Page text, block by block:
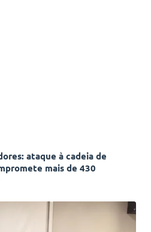
ataque à cadeia de
mais de 430